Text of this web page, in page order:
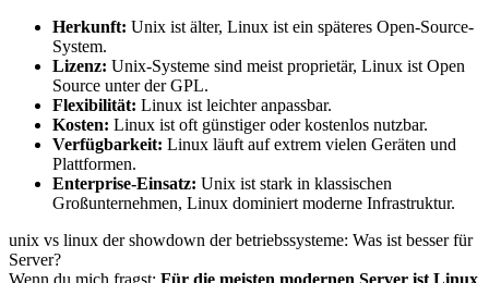
Herkunft: Unix ist älter, Linux ist ein späteres Open-Source-
System.
Lizenz: Unix-Systeme sind meist proprietär, Linux ist Open
Source unter der GPL.
Flexibilität: Linux ist leichter anpassbar.
Kosten: Linux ist oft günstiger oder kostenlos nutzbar.
Verfügbarkeit: Linux läuft auf extrem vielen Geräten und
Plattformen.
Enterprise-Einsatz: Unix ist stark in klassischen
Großunternehmen, Linux dominiert moderne Infrastruktur.
unix vs linux der showdown der betriebssysteme: Was ist besser für
Server?
Wenn du mich fragst: Für die meisten modernen Server ist Linux